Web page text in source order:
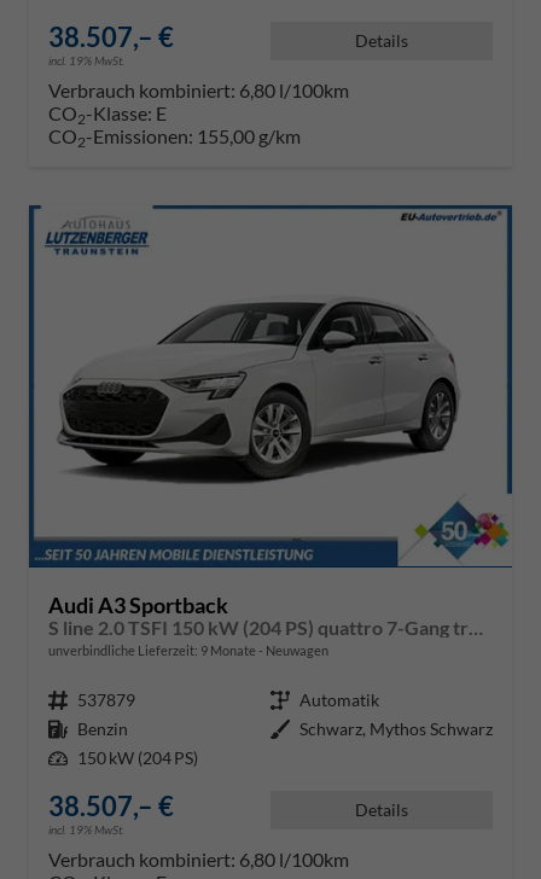
38.507,– €
incl. 19% MwSt.
Details
Verbrauch kombiniert: 6,80 l/100km
CO2-Klasse: E
CO2-Emissionen: 155,00 g/km
Audi A3 Sportback
unverbindliche Lieferzeit: 9 Monate Neuwagen
Fahrzeugnr. 537879 Getriebe Automatik
Kraftstoff Benzin Außenfarbe Schwarz, Mythos Schwarz
Leistung 150 kW (204 PS)
38.507,– €
incl. 19% MwSt.
Details
Verbrauch kombiniert: 6,80 l/100km